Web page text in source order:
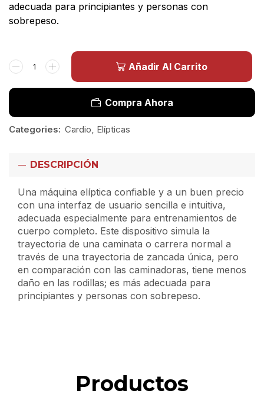
adecuada para principiantes y personas con
sobrepeso.
Añadir Al Carrito
Compra Ahora
Categories: Cardio, Elípticas
DESCRIPCIÓN
Una máquina elíptica confiable y a un buen precio
con una interfaz de usuario sencilla e intuitiva,
adecuada especialmente para entrenamientos de
cuerpo completo. Este dispositivo simula la
trayectoria de una caminata o carrera normal a
través de una trayectoria de zancada única, pero
en comparación con las caminadoras, tiene menos
daño en las rodillas; es más adecuada para
principiantes y personas con sobrepeso.
Productos